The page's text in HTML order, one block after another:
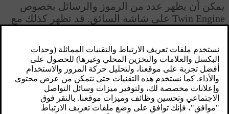
محدّث ٠٧‏/١١‏/٢٠٢٢
يمكن أن يظهر عدد من الرموز والرسائل بخصوص
Twin Engine على شاشة السائق. قد تظهر كذلك مع
تنطفئ عند معالجة المشكلة.
الرمز
رسالة /
إشعار
المواصفات
بطارية
12 فولت